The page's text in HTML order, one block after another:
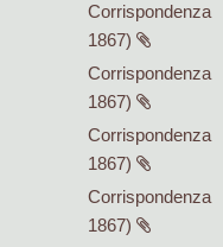
Corrispondenza
1867)
Corrispondenza
1867)
Corrispondenza
1867)
Corrispondenza
1867)